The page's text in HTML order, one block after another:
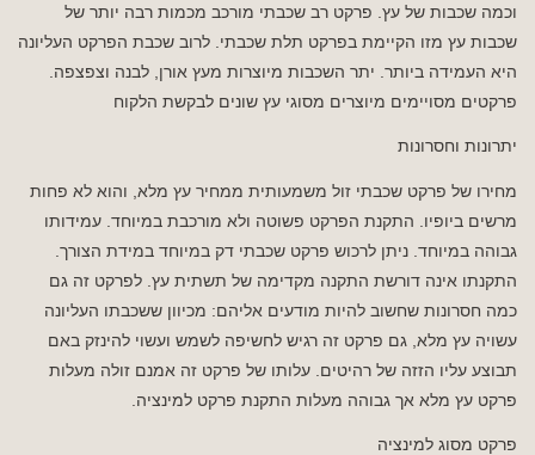
וכמה שכבות של עץ. פרקט רב שכבתי מורכב מכמות רבה יותר של
שכבות עץ מזו הקיימת בפרקט תלת שכבתי. לרוב שכבת הפרקט העליונה
היא העמידה ביותר. יתר השכבות מיוצרות מעץ אורן, לבנה וצפצפה.
פרקטים מסויימים מיוצרים מסוגי עץ שונים לבקשת הלקוח
יתרונות וחסרונות
מחירו של פרקט שכבתי זול משמעותית ממחיר עץ מלא, והוא לא פחות
מרשים ביופיו. התקנת הפרקט פשוטה ולא מורכבת במיוחד. עמידותו
גבוהה במיוחד. ניתן לרכוש פרקט שכבתי דק במיוחד במידת הצורך.
התקנתו אינה דורשת התקנה מקדימה של תשתית עץ. לפרקט זה גם
כמה חסרונות שחשוב להיות מודעים אליהם: מכיוון ששכבתו העליונה
עשויה עץ מלא, גם פרקט זה רגיש לחשיפה לשמש ועשוי להינזק באם
תבוצע עליו הזזה של רהיטים. עלותו של פרקט זה אמנם זולה מעלות
פרקט עץ מלא אך גבוהה מעלות התקנת פרקט למינציה.
פרקט מסוג למינציה